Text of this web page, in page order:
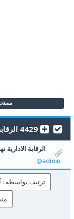
4429 الرقابة الادارية في المؤسسات الصحية
الرقابة الادارية
admin